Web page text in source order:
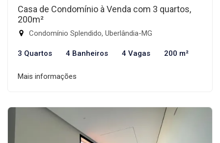
Casa de Condomínio à Venda com 3 quartos,
200m²
Condomínio Splendido, Uberlândia-MG
3 Quartos 4 Banheiros 4 Vagas 200 m²
Mais informações